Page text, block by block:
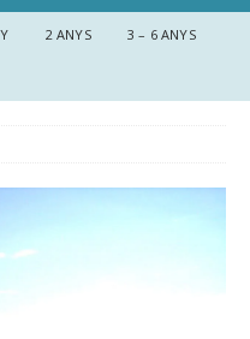
2 ANYS 3 – 6 ANYS